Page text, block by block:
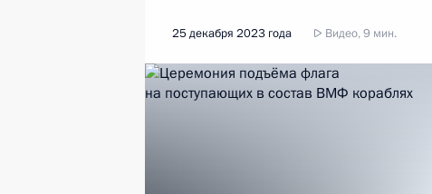
25 декабря 2023 года Видео, 9 мин.